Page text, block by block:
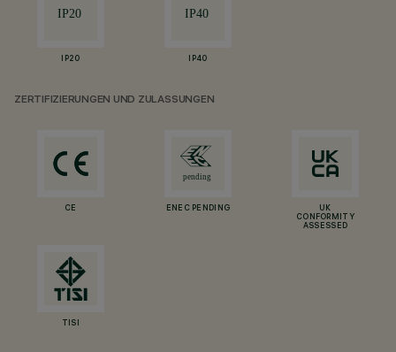
IP20 IP40
ZERTIFIZIERUNGEN UND ZULASSUNGEN
CE ENEC PENDING
UK
CONFORMITY
ASSESSED
TISI